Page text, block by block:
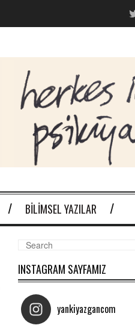
BILIMSEL YAZILAR
INSTAGRAM SAYFAMIZ
yankiyazgancom